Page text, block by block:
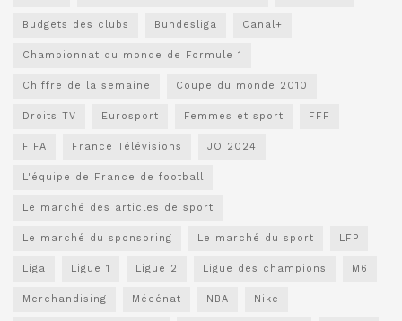
Budgets des clubs Bundesliga Canal+
Championnat du monde de Formule 1
Chiffre de la semaine Coupe du monde 2010
Droits TV Eurosport Femmes et sport FFF
FIFA France Télévisions JO 2024
L'équipe de France de football
Le marché des articles de sport
Le marché du sponsoring Le marché du sport LFP
Liga Ligue 1 Ligue 2 Ligue des champions M6
Merchandising Mécénat NBA Nike